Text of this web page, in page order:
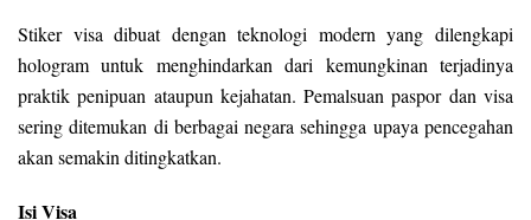
Stiker visa dibuat dengan teknologi modern yang dilengkapi
hologram untuk menghindarkan dari kemungkinan terjadinya
praktik penipuan ataupun kejahatan. Pemalsuan paspor dan visa
sering ditemukan di berbagai negara sehingga upaya pencegahan
akan semakin ditingkatkan.
Isi Visa